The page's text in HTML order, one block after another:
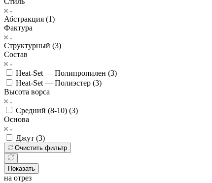
Абстракция (1)
Фактура
Структурный (3)
Состав
Heat-Set — Полипропилен (3)
Heat-Set — Полиэстер (3)
Высота ворса
Средний (8-10) (3)
Основа
Джут (3)
Очистить фильтр
Показать
на отрез